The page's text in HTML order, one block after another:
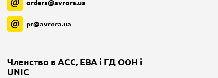
orders@avrora.ua
pr@avrora.ua
Членство в ACC, EBA і ГД ООН і
UNIC